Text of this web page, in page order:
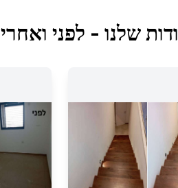
שלנו - לפני ואחרי